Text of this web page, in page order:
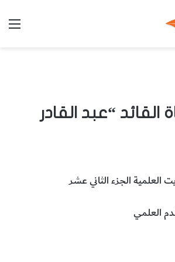
القائد “عبد القادر
العلمي